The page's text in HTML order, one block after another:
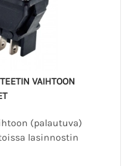
(palautuva)
lasinnostin